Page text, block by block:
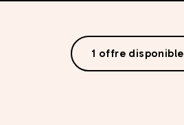
1 offre disponible